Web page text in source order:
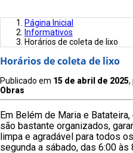
Página Inicial
Informativos
Horários de coleta de lixo
Horários de coleta de lixo
Publicado em 15 de abril de 2025,
Obras
Em Belém de Maria e
são bastante organizados,
limpa e agradável para todos
segunda a sábado, das 6:00 às